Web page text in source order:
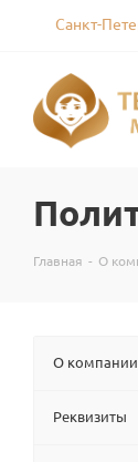
Санкт-
Главная - О
О компании
Реквизиты